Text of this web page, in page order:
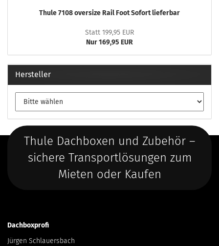
Thule 7108 oversize Rail Foot Sofort lieferbar
Statt 199,95 EUR
Nur 169,95 EUR
Hersteller
Thule Dachboxen und Zubehör –
sichere Transportlösungen zum
Mieten oder Kaufen
Dachboxprofi
Jürgen Schlauersbach